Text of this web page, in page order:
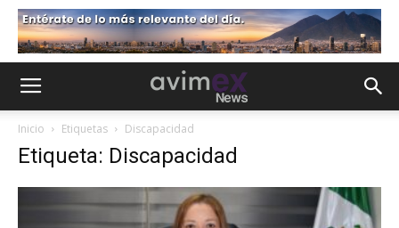
Inicio Etiquetas Discapacidad
Etiqueta: Discapacidad